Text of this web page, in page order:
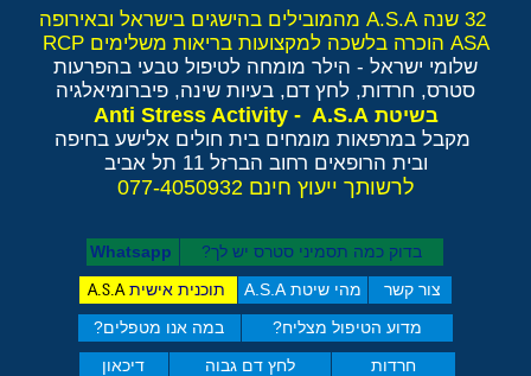
צור קשר מהי שיטת A.S.A תוכנית אישיתA.S.A
חרדות לחץ דם גבוה דיכאון
מדוע הטיפול מצליח? במה אנו מטפלים?
בדוק כמה תסמיני סט​רס יש לך? Whatsapp
32 שנה A.S.A מהמובילים בהישגים בישראל ובאירופה
ASA הוכרה בלשכה למקצועות בריאות משלימים RCP
שלומי ישראל - הילר מומחה לטיפול טבעי בהפרעות
סטרס, חרדות, לחץ דם, בעיות שינה, פיברומיאלגיה
בשיטת Anti Stress Activity - A.S.A
מקבל במרפאות מומחים בית חולים אלישע בחיפה
ובית הרופאים רחוב הברזל 11 תל אביב
לרשותך ייעוץ חינם 077-4050932